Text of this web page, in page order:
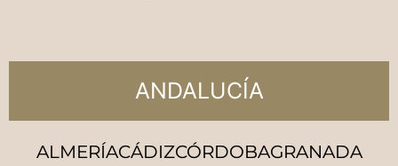
ANDALUCÍA
ALMERÍACÁDIZCÓRDOBAGRANADA